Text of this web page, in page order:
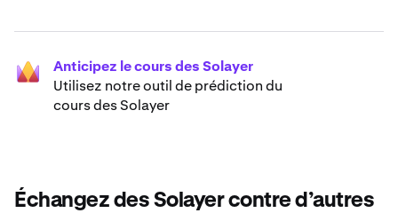
Anticipez le cours des Solayer
Utilisez notre outil de prédiction du
cours des Solayer
Échangez des Solayer contre d’autres